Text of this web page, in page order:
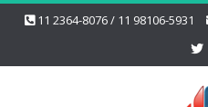
11 2364-8076 / 11 98106-5931